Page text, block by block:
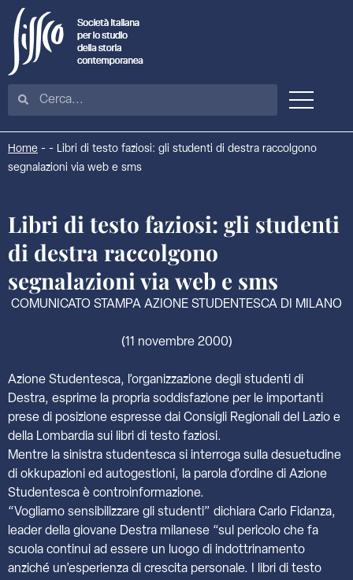
Home - - Libri di testo faziosi: gli studenti di destra raccolgono
segnalazioni via web e sms
Libri di testo faziosi: gli studenti
di destra raccolgono
segnalazioni via web e sms
COMUNICATO STAMPA AZIONE STUDENTESCA DI MILANO
(11 novembre 2000)
Azione Studentesca, l’organizzazione degli studenti di
Destra, esprime la propria soddisfazione per le importanti
prese di posizione espresse dai Consigli Regionali del Lazio e
della Lombardia sui libri di testo faziosi.
Mentre la sinistra studentesca si interroga sulla desuetudine
di okkupazioni ed autogestioni, la parola d’ordine di Azione
Studentesca è controinformazione.
“Vogliamo sensibilizzare gli studenti” dichiara Carlo Fidanza,
leader della giovane Destra milanese “sul pericolo che fa
scuola continui ad essere un luogo di indottrinamento
anziché un’esperienza di crescita personale. I libri di testo